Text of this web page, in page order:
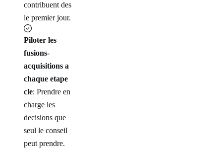
contribuent des
le premier jour.
Piloter les
fusions-
acquisitions a
chaque etape
cle: Prendre en
charge les
decisions que
seul le conseil
peut prendre.